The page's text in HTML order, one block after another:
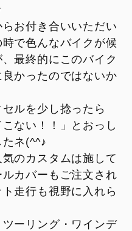
お付き合いいただい
で色んなバイクが候
最終的にこのバイク
かったのではないか
ルを少し捻ったら
ない！！」とおっし
ネ(^^♪
のカスタムは施して
カバーもご注文され
走行も視野に入れら
ーリング・ワインデ